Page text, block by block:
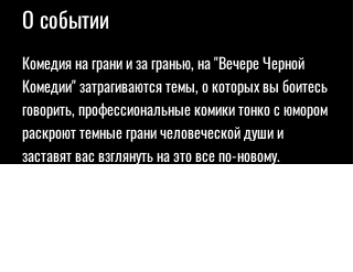
О событии
Комедия на грани и за гранью, на "Вечере Черной
Комедии" затрагиваются темы, о которых вы боитесь
говорить, профессиональные комики тонко с юмором
раскроют темные грани человеческой души и
заставят вас взглянуть на это все по-новому.